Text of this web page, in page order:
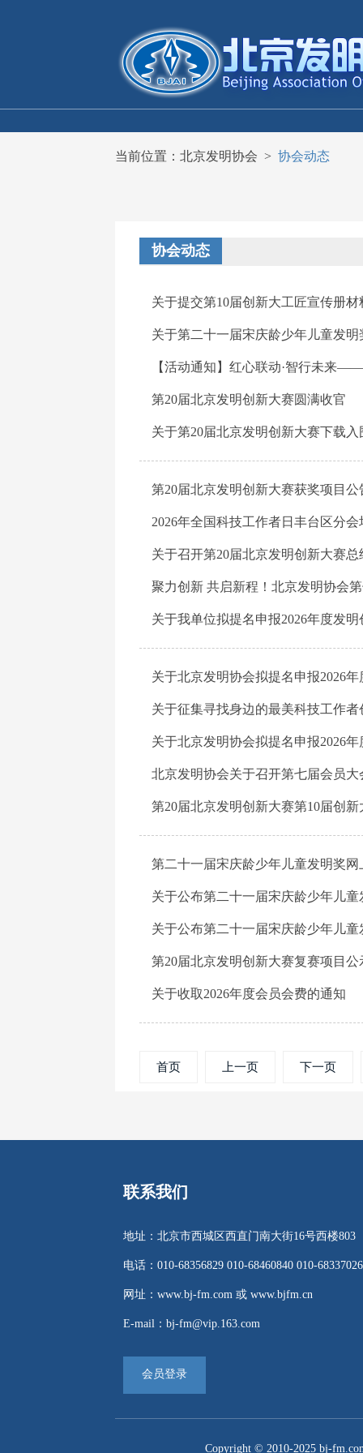
当前位置： 北京发明协会 > 协会动态
协会动态
关于提交第10届创新大工匠宣传册材
关于第二十一届宋庆龄少年儿童发
第20届北京发明创新大赛圆满收官
第20届北京发明创新大赛获奖项目公
关于召开第20届北京发明创新大赛
关于我单位拟提名申报2026年度发
关于北京发明协会拟提名申报2026
关于征集寻找身边的最美科技工作
关于北京发明协会拟提名申报2026
北京发明协会关于召开第七届会员
第20届北京发明创新大赛第10届创
第二十一届宋庆龄少年儿童发明奖网
关于公布第二十一届宋庆龄少年儿
关于公布第二十一届宋庆龄少年儿
第20届北京发明创新大赛复赛项目公
关于收取2026年度会员会费的通知
首页 上一页 下一页
联系我们
地址：北京市西城区西直门南大街16号西楼803
电话：010-68356829 010-68460840 010-68337026
网址：www.bj-fm.com 或 www.bjfm.cn
E-mail：bj-fm@vip.163.com
会员登录
Copyright © 2010-2025 bj-